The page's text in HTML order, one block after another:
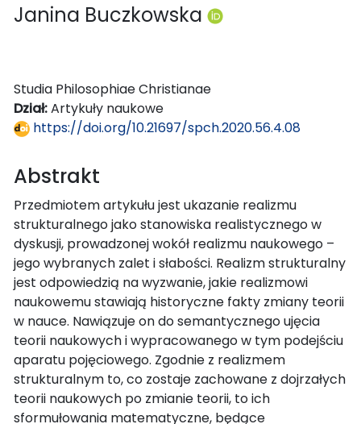
Janina Buczkowska
Studia Philosophiae Christianae
Dział:Artykuły naukowe
https://doi.org/10.21697/spch.2020.56.4.08
Abstrakt
Przedmiotem artykułu jest ukazanie realizmu
strukturalnego jako stanowiska realistycznego w
dyskusji, prowadzonej wokół realizmu naukowego –
jego wybranych zalet i słabości. Realizm strukturalny
jest odpowiedzią na wyzwanie, jakie realizmowi
naukowemu stawiają historyczne fakty zmiany teorii
w nauce. Nawiązuje on do semantycznego ujęcia
teorii naukowych i wypracowanego w tym podejściu
aparatu pojęciowego. Zgodnie z realizmem
strukturalnym to, co zostaje zachowane z dojrzałych
teorii naukowych po zmianie teorii, to ich
sformułowania matematyczne, będące